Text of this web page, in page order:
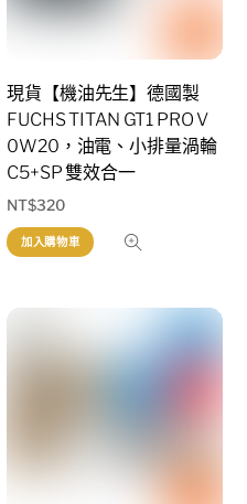
現貨【機油先生】德國製
FUCHS TITAN GT1 PRO V
0W20，油電、小排量渦輪
C5+SP 雙效合一
NT$320
加入購物車